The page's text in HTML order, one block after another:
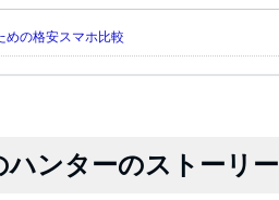
めの格安スマホ比較
ハンターのストーリ